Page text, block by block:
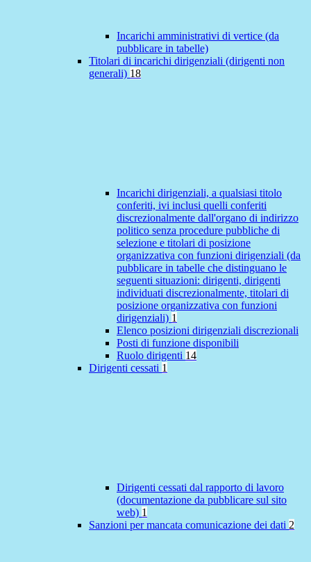
Incarichi amministrativi di vertice (da
pubblicare in tabelle)
Titolari di incarichi dirigenziali (dirigenti non
generali) 18
Incarichi dirigenziali, a qualsiasi titolo
conferiti, ivi inclusi quelli conferiti
discrezionalmente dall'organo di indirizzo
politico senza procedure pubbliche di
selezione e titolari di posizione
organizzativa con funzioni dirigenziali (da
pubblicare in tabelle che distinguano le
seguenti situazioni: dirigenti, dirigenti
individuati discrezionalmente, titolari di
posizione organizzativa con funzioni
dirigenziali) 1
Elenco posizioni dirigenziali discrezionali
Posti di funzione disponibili
Ruolo dirigenti 14
Dirigenti cessati 1
Dirigenti cessati dal rapporto di lavoro
(documentazione da pubblicare sul sito
web) 1
Sanzioni per mancata comunicazione dei dati 2